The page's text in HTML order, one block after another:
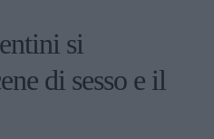
si
di sesso e il